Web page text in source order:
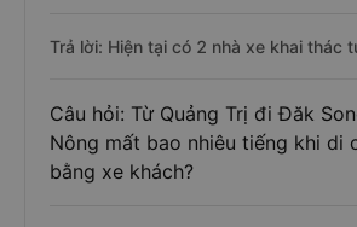
Trả lời: Hiện tại có 2 nhà xe khai thác
Câu hỏi: Từ Quảng Trị đi Đăk
Nông mất bao nhiêu tiếng khi di
bằng xe khách?